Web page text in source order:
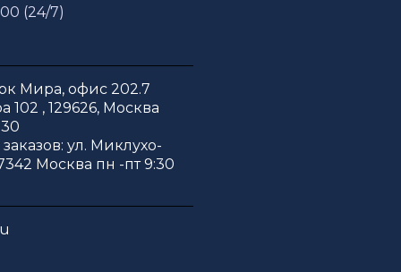
(24/7)
Мира, офис 202.7
102 , 129626, Москва
ул. Миклухо-
Москва пн -пт 9:30